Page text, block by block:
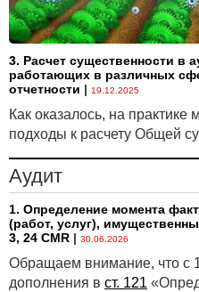
3. Расчет существенности в
работающих в различных
отчетности | 19.12.2025
Как оказалось, на
подходы к расчету Общей
Аудит
1. Определение момента
(работ, услуг),
3, 24 CMR | 30.06.2026
Обращаем внимание, что с
дополнения в ст. 121